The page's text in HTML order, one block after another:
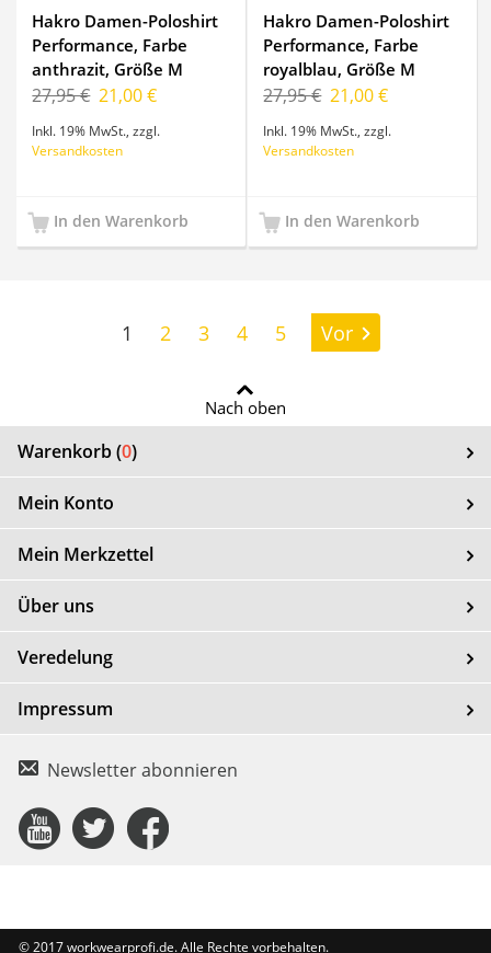
Hakro Damen-Poloshirt
Performance, Farbe
anthrazit, Größe M
27,95 € 21,00 €
Inkl. 19% MwSt. ,zzgl.
Versandkosten
In den Warenkorb
Hakro Damen-Poloshirt
Performance, Farbe
royalblau, Größe M
27,95 € 21,00 €
Inkl. 19% MwSt. ,zzgl.
Versandkosten
In den Warenkorb
Seite:
1 2 3 4 5 Vor
Nach oben
Warenkorb (0)
Mein Konto
Mein Merkzettel
Über uns
Veredelung
Impressum
Newsletter abonnieren
ConnectConnect
Connect
© 2017 workwearprofi.de. Alle Rechte vorbehalten.